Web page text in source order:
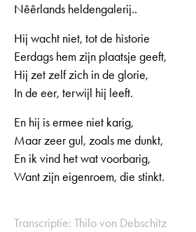
Nêêrlands heldengalerij..
Hij wacht niet, tot de historie
Eerdags hem zijn plaatsje geeft,
Hij zet zelf zich in de glorie,
In de eer, terwijl hij leeft.
En hij is ermee niet karig,
Maar zeer gul, zoals me dunkt,
En ik vind het wat voorbarig,
Want zijn eigenroem, die stinkt.
Transcriptie: Thilo von Debschitz